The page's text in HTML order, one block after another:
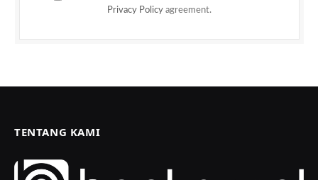
Privacy Policy agreement.
TENTANG KAMI